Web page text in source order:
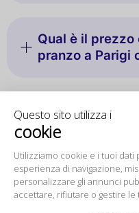
Questo sito utilizza i
cookie
per migliorare la tua
navigazione, misurare il
pubblicitari che ti vengono
gestire le tue preferenze in
Qual è il
pranzo a Parigi
Devo prenotare
sui Bateaux
Quali sono le
per il pranzo?